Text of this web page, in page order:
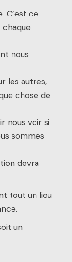
C’est ce
chaque
nous
les autres,
chose de
nous voir si
sommes
devra
tout un lieu
un